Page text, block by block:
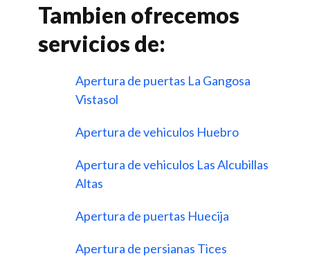
Tambien ofrecemos
servicios de:
Apertura de puertas La Gangosa
Vistasol
Apertura de vehiculos Huebro
Apertura de vehiculos Las Alcubillas
Altas
Apertura de puertas Huecija
Apertura de persianas Tices